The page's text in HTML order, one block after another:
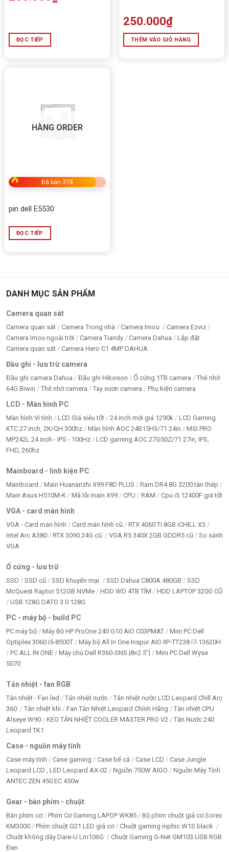
ĐỌC TIẾP
250.000₫
THÊM VÀO GIỎ HÀNG
HÀNG ORDER
Đã bán 378
pin dell E5530
ĐỌC TIẾP
DANH MỤC SẢN PHẨM
Camera quan sát
Camera quan sát Camera Trong nhà Camera Imou
Camera Ezviz
Camera Imou ngoài trời
Camera Tiandy Camera Dahua
Lắp đặt
Camera quan sát
Camera Hero C1 4MP DAHUA
Đầu ghi - lưu trữ camera
Đầu ghi camera Dahua Đầu ghi Hikvison Ổ cứng 1TB camera
Thẻ nhớ
64G Biwin
Thẻ nhớ camera Tay vươn camera Phụ kiện camera
LCD - Màn hình PC
Màn hình Vi tính LCD Giá siêu tốt 24 inch mới giá 1290k
LCD Gaming
KTC 27 inch, 2K/QH 300hz
Màn hình AOC 24B15H3/71 24in
MSI PRO
MP242L 24 inch - IPS - 100Hz
LCD gaming AOC 27G50Z/71 27in, IPS,
FHD, 260hz
Mainboard - linh kiện PC
Mainboard Main Huananzhi X99 F8D PLUS
Ram DR4 8G 3200 tản thép
Main Asus H510M-K
Mã lỗi main X99 CPU RAM Cpu i5 12400F giá tốt
VGA - card màn hình
VGA - Card màn hình Card màn hình cũ
RTX 4060 Ti 8GB iCHILL X3
Intel Arc A380
RTX 3090 24G cũ VGA R5 340X 2GB GDDR5 cũ
So sánh
VGA
Ổ cứng - lưu trữ
SSD SSD cũ SSD khuyến mại SSD Dahua C800A 480GB
SSD
McQuest Raptor 512GB NVMe
HDD WD 4TB TÍM
HDD LAPTOP 320G CŨ
USB 128G DATO 3.0 128G
PC - máy bộ - build PC
PC máy bộ Máy Bộ HP ProOne 240 G10 AIO C03PMAT
Mini PC Dell
Optiplex 3060 i5-8500T
Máy bộ All In One Inspur AIO IIP-TT238 i7-13620H
PC ALL IN ONE
Máy chủ Dell R360-SNS |8×2.5”|
Mini PC Dell Wyse
5070
Tản nhiệt - fan RGB
Tản nhiệt - Fan led Tản nhiệt nước
Tản nhiệt nước LCD Leopard Chill Arc
360
Tản nhiệt khí Fan Tản Nhiệt Leopard Chính Hãng
Tản nhiệt CPU
Alseye W90
KEO TẢN NHIỆT COOLER MASTER PRO V2
Tản Nước 240
Leopard TK1
Case - nguồn máy tính
Case máy tính Case gaming Case bể cá Case LCD
Case Jungle
Leopard LCD , LED Leopard AX-02
Nguồn 750W AIGO
Nguồn Máy Tính
ANTEC ZEN 450 EC 450w
Gear - bàn phím - chuột
Bàn phím cơ Phím Cơ Gaming LAPOP WK85
Bộ phím chuột giả cơ Sorex
KM3000
Phím chuột G21 LED giả cơ
Chuột gaming inphic W1S black
Chuột không dây Dare-U Lm106G
Chuột Gaming G-Net GM103 USB RGB
Đen